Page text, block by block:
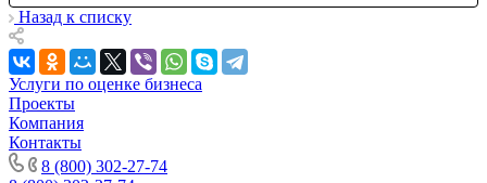
Назад к списку
Услуги по оценке бизнеса
Проекты
Компания
Контакты
8 (800) 302-27-74
Кашира
Кемерово
Керчь
Кизляр
Кимры
Кингисепп
Кинель